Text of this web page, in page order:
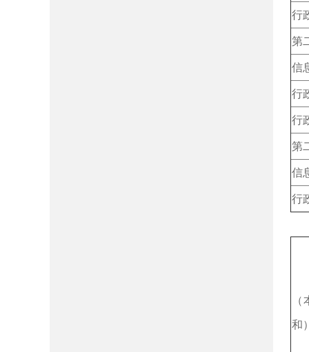
行
第
信
行
行
第
信
行
和